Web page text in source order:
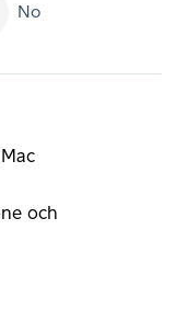
No
och